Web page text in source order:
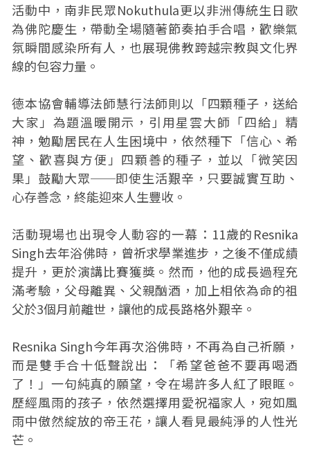
活動中，南非民眾Nokuthula更以非洲傳統生日歌
為佛陀慶生，帶動全場隨著節奏拍手合唱，歡樂氣
氛瞬間感染所有人，也展現佛教跨越宗教與文化界
線的包容力量。
德本協會輔導法師慧行法師則以「四顆種子，送給
大家」為題溫暖開示，引用星雲大師「四給」精
神，勉勵居民在人生困境中，依然種下「信心、希
望、歡喜與方便」四顆善的種子，並以「微笑因
果」鼓勵大眾──即使生活艱辛，只要誠實互助、
心存善念，終能迎來人生豐收。
活動現場也出現令人動容的一幕：11歲的Resnika
Singh去年浴佛時，曾祈求學業進步，之後不僅成績
提升，更於演講比賽獲獎。然而，他的成長過程充
滿考驗，父母離異、父親酗酒，加上相依為命的祖
父於3個月前離世，讓他的成長路格外艱辛。
Resnika Singh今年再次浴佛時，不再為自己祈願，
而是雙手合十低聲說出：「希望爸爸不要再喝酒
了！」一句純真的願望，令在場許多人紅了眼眶。
歷經風雨的孩子，依然選擇用愛祝福家人，宛如風
雨中傲然綻放的帝王花，讓人看見最純淨的人性光
芒。